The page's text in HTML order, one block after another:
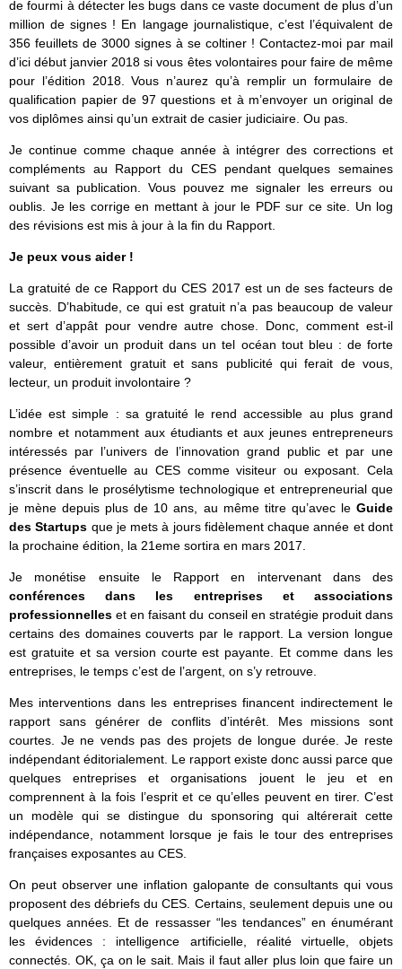
de fourmi à détecter les bugs dans ce vaste document de plus d’un
million de signes ! En langage journalistique, c’est l’équivalent de
356 feuillets de 3000 signes à se coltiner ! Contactez-moi par mail
d’ici début janvier 2018 si vous êtes volontaires pour faire de même
pour l’édition 2018. Vous n’aurez qu’à remplir un formulaire de
qualification papier de 97 questions et à m’envoyer un original de
vos diplômes ainsi qu’un extrait de casier judiciaire. Ou pas.
Je continue comme chaque année à intégrer des corrections et
compléments au Rapport du CES pendant quelques semaines
suivant sa publication. Vous pouvez me signaler les erreurs ou
oublis. Je les corrige en mettant à jour le PDF sur ce site. Un log
des révisions est mis à jour à la fin du Rapport.
Je peux vous aider !
La gratuité de ce Rapport du CES 2017 est un de ses facteurs de
succès. D’habitude, ce qui est gratuit n’a pas beaucoup de valeur
et sert d’appât pour vendre autre chose. Donc, comment est-il
possible d’avoir un produit dans un tel océan tout bleu : de forte
valeur, entièrement gratuit et sans publicité qui ferait de vous,
lecteur, un produit involontaire ?
L’idée est simple : sa gratuité le rend accessible au plus grand
nombre et notamment aux étudiants et aux jeunes entrepreneurs
intéressés par l’univers de l’innovation grand public et par une
présence éventuelle au CES comme visiteur ou exposant. Cela
s’inscrit dans le prosélytisme technologique et entrepreneurial que
je mène depuis plus de 10 ans, au même titre qu’avec le Guide
des Startups que je mets à jours fidèlement chaque année et dont
la prochaine édition, la 21eme sortira en mars 2017.
Je monétise ensuite le Rapport en intervenant dans des
conférences dans les entreprises et associations
professionnelles et en faisant du conseil en stratégie produit dans
certains des domaines couverts par le rapport. La version longue
est gratuite et sa version courte est payante. Et comme dans les
entreprises, le temps c’est de l’argent, on s’y retrouve.
Mes interventions dans les entreprises financent indirectement le
rapport sans générer de conflits d’intérêt. Mes missions sont
courtes. Je ne vends pas des projets de longue durée. Je reste
indépendant éditorialement. Le rapport existe donc aussi parce que
quelques entreprises et organisations jouent le jeu et en
comprennent à la fois l’esprit et ce qu’elles peuvent en tirer. C’est
un modèle qui se distingue du sponsoring qui altérerait cette
indépendance, notamment lorsque je fais le tour des entreprises
françaises exposantes au CES.
On peut observer une inflation galopante de consultants qui vous
proposent des débriefs du CES. Certains, seulement depuis une ou
quelques années. Et de ressasser “les tendances” en énumérant
les évidences : intelligence artificielle, réalité virtuelle, objets
connectés. OK, ça on le sait. Mais il faut aller plus loin que faire un